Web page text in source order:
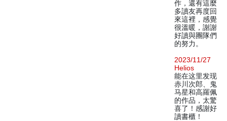
作，還有這麼
多讀友再度回
來這裡，感覺
很溫暖，謝謝
好讀與團隊們
的努力。
2023/11/27
Helios
能在这里发现
赤川次郎、鬼
马星和高羅佩
的作品，太驚
喜了！感謝好
讀書櫃！